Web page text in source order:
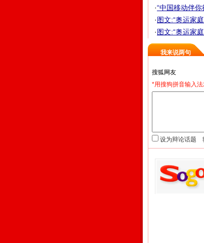
·“中国移动伴
·图文:“奥运家
·图文:“奥运家
我来说两句
*用搜狗拼音输入
设为辩论话题